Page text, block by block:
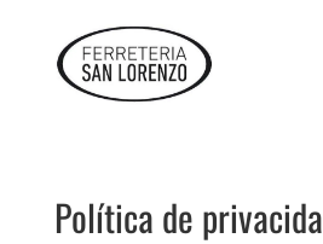
Política de